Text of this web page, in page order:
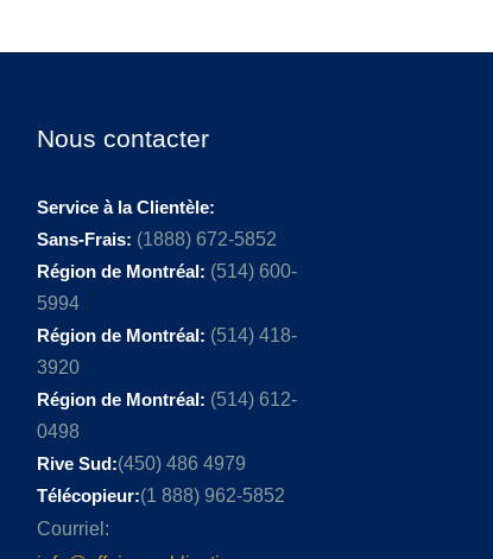
Nous contacter
Service à la Clientèle:
Sans-Frais: (1888) 672-5852
Région de Montréal: (514) 600-
5994
Région de Montréal: (514) 418-
3920
Région de Montréal: (514) 612-
0498
Rive Sud:(450) 486 4979
Télécopieur:(1 888) 962-5852
Courriel: